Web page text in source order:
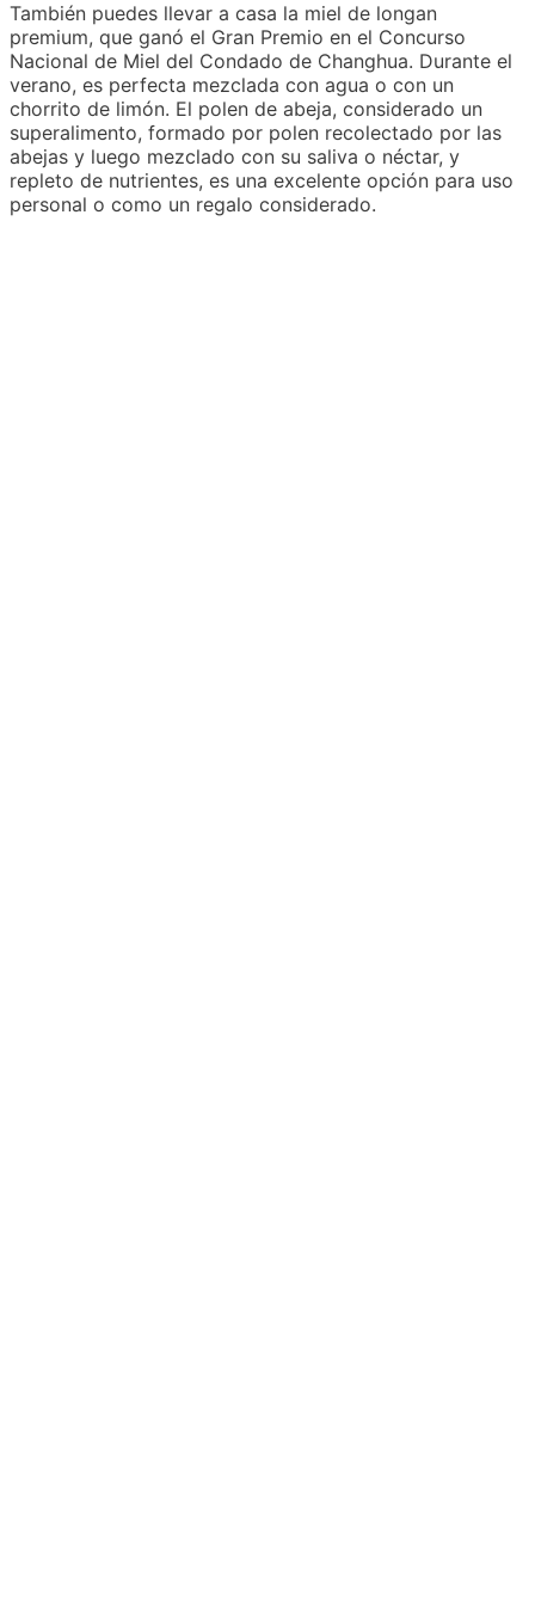
También puedes llevar a casa la miel de longan
premium, que ganó el Gran Premio en el Concurso
Nacional de Miel del Condado de Changhua. Durante el
verano, es perfecta mezclada con agua o con un
chorrito de limón. El polen de abeja, considerado un
superalimento, formado por polen recolectado por las
abejas y luego mezclado con su saliva o néctar, y
repleto de nutrientes, es una excelente opción para uso
personal o como un regalo considerado.